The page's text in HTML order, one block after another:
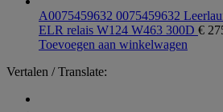
A0075459632 0075459632
ELR relais W124 W463 300D €
Toevoegen aan winkelwagen
Vertalen / Translate: